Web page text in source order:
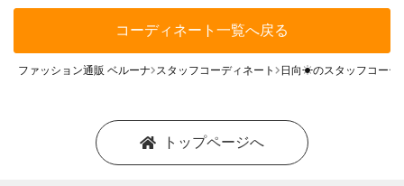
コーディネート一覧へ戻る
ファッション通販 ベルーナ スタッフコーディネート 日向☀のスタッフコーデ
トップページへ